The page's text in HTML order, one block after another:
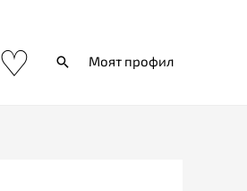
♡ ТърсиМоят профил